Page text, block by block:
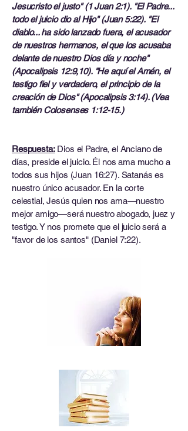
Jesucristo el justo" (1 Juan 2:1). "El Padre...
todo el juicio dio al Hijo" (Juan 5:22). "El
diablo... ha sido lanzado fuera, el acusador
de nuestros hermanos, el que los acusaba
delante de nuestro Dios día y noche"
(Apocalipsis 12:9,10). "He aquí el Amén, el
testigo fiel y verdadero, el principio de la
creación de Dios" (Apocalipsis 3:14). (Vea
también Colosenses 1:12-15.)
Respuesta:Dios el Padre, el Anciano de
días, preside el juicio. Él nos ama mucho a
todos sus hijos (Juan 16:27). Satanás es
nuestro único acusador. En la corte
celestial, Jesús quien nos ama—nuestro
mejor amigo—será nuestro abogado, juez y
testigo. Y nos promete que el juicio será a
"favor de los santos" (Daniel 7:22).